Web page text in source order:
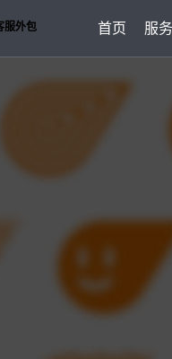
首页 服
产品矩阵
属技术顾问进行1对1服务